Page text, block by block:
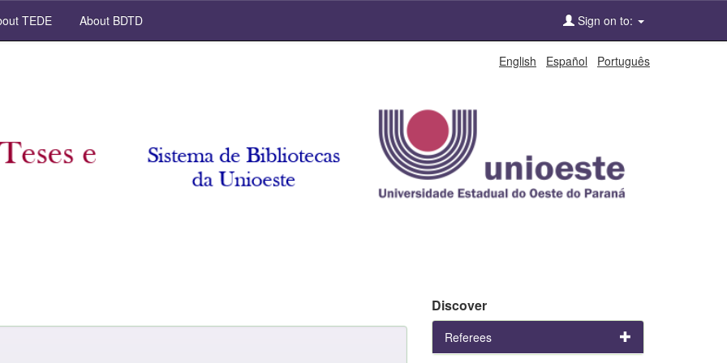
TEDE About BDTD Sign on to:
English Español Português
Discover
Referees